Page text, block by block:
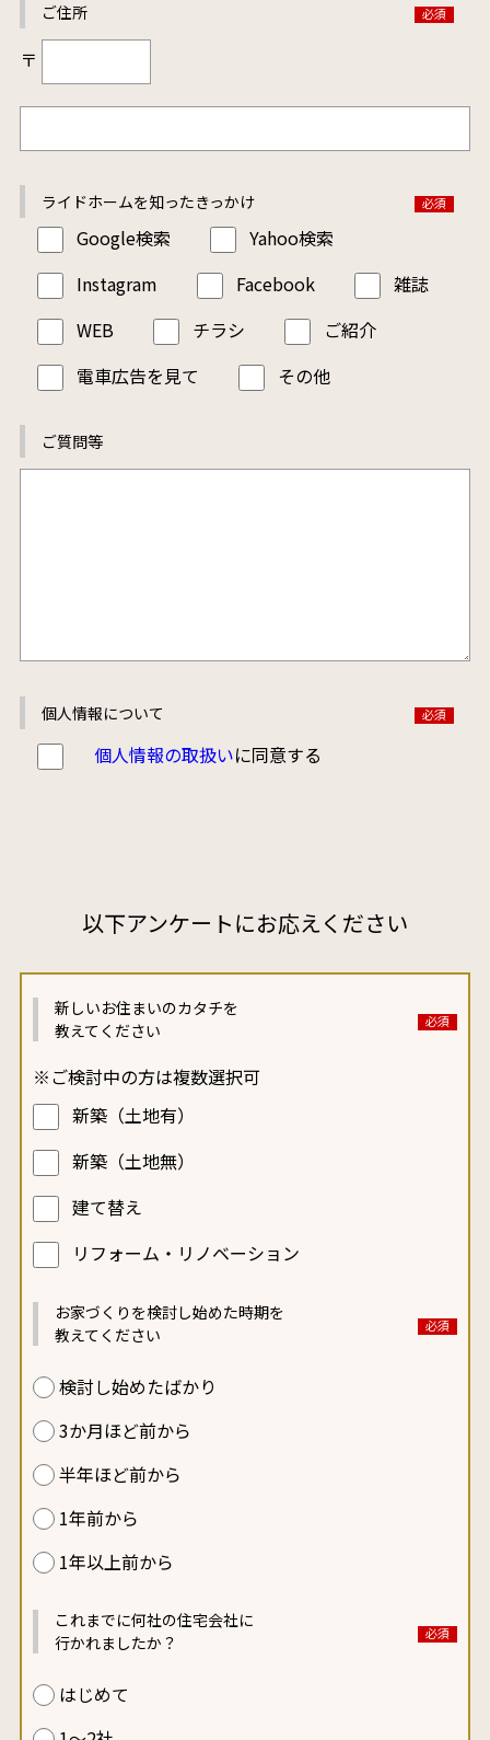
ご住所
〒
ライドホームを知ったきっかけ
Google検索
Yahoo検索
Instagram
Facebook
雑誌
WEB
チラシ
ご紹介
電車広告を見て
その他
ご質問等
個人情報について
個人情報の取扱いに同意する
以下アンケートにお応えください
新しいお住まいのカタチを
教えてください
※ご検討中の方は複数選択可
新築（土地有）
新築（土地無）
建て替え
リフォーム・リノベーション
お家づくりを検討し始めた時期を
教えてください
検討し始めたばかり
3か月ほど前から
半年ほど前から
1年前から
1年以上前から
これまでに何社の住宅会社に
行かれましたか？
はじめて